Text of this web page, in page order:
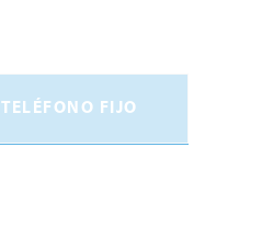
TELÉFONO FIJO